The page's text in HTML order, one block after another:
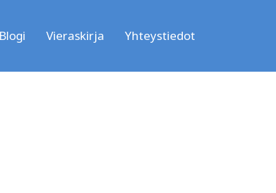
Blogi Vieraskirja Yhteystiedot